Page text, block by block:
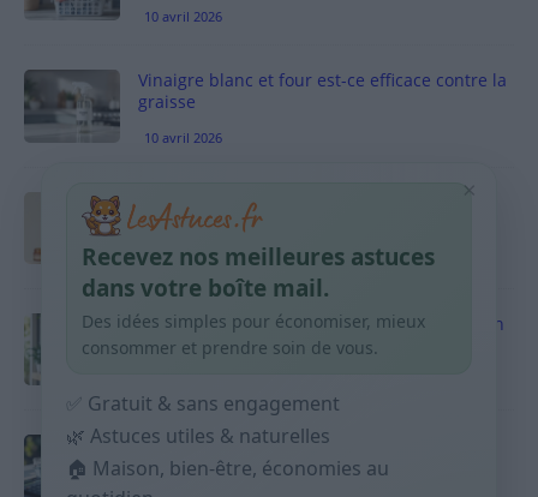
10 avril 2026
Vinaigre blanc et four est-ce efficace contre la
graisse
10 avril 2026
Taches pigmentaires : routine simple +
habitudes qui aident
9 avril 2026
Produits ménagers : comment économiser en
courses sans acheter 10 sprays
Budget mensuel : méthode rapide pour
répartir son salaire dès le jour de paie
×
Recevez nos meilleures astuces
dans votre boîte mail.
Des idées simples pour économiser, mieux
consommer et prendre soin de vous.
✅ Gratuit & sans engagement
🌿 Astuces utiles & naturelles
🏠 Maison, bien-être, économies au